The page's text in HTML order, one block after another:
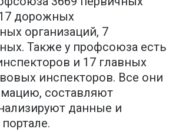
дорожных
организаций, 7
Также у профсоюза есть
и 17 главных
инспекторов. Все они
составляют
данные и